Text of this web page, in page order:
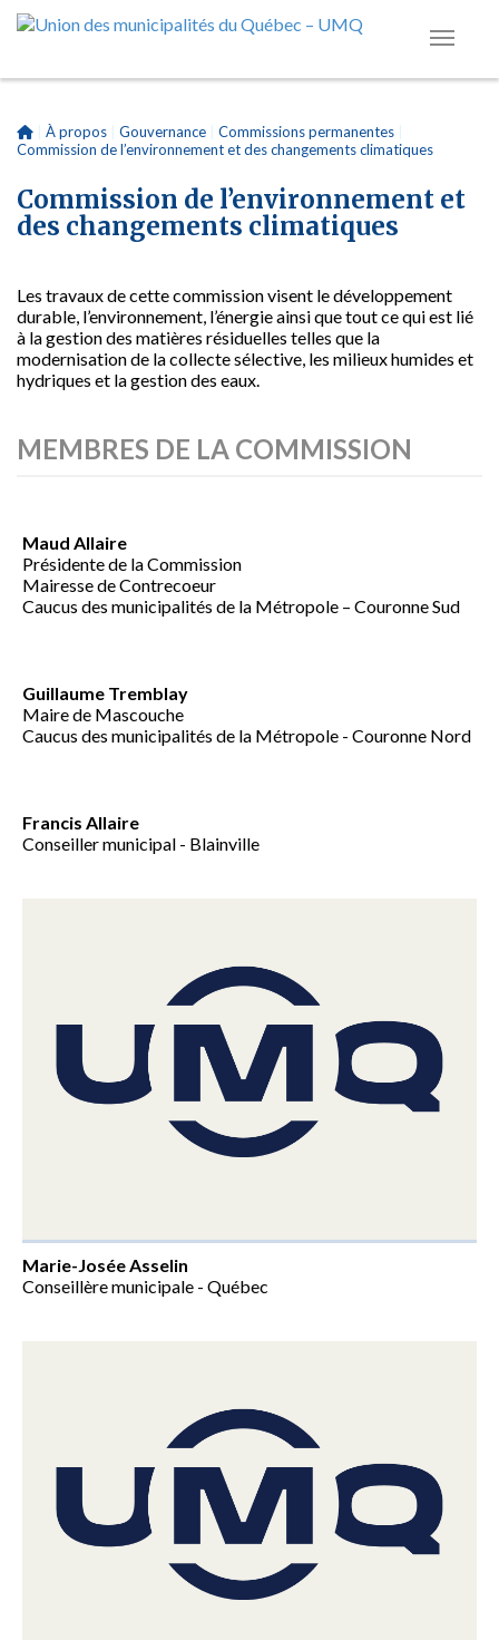
À propos Gouvernance Commissions permanentes
Commission de l’environnement et des changements climatiques
Commission de l’environnement et
des changements climatiques
Les travaux de cette commission visent le développement
durable, l’environnement, l’énergie ainsi que tout ce qui est lié
à la gestion des matières résiduelles telles que la
modernisation de la collecte sélective, les milieux humides et
hydriques et la gestion des eaux.
MEMBRES DE LA COMMISSION
Maud Allaire
Présidente de la Commission
Mairesse de Contrecoeur
Caucus des municipalités de la Métropole – Couronne Sud
Guillaume Tremblay
Maire de Mascouche
Caucus des municipalités de la Métropole - Couronne Nord
Francis Allaire
Conseiller municipal - Blainville
Marie-Josée Asselin
Conseillère municipale - Québec